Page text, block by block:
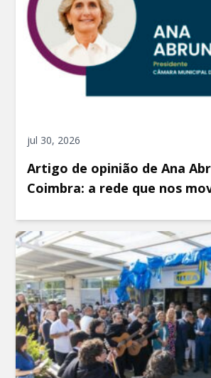
jul 30, 2026
Artigo de opinião de Ana
Coimbra: a rede que nos